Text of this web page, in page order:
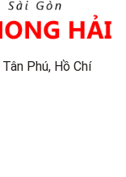
Phú, Hồ Chí